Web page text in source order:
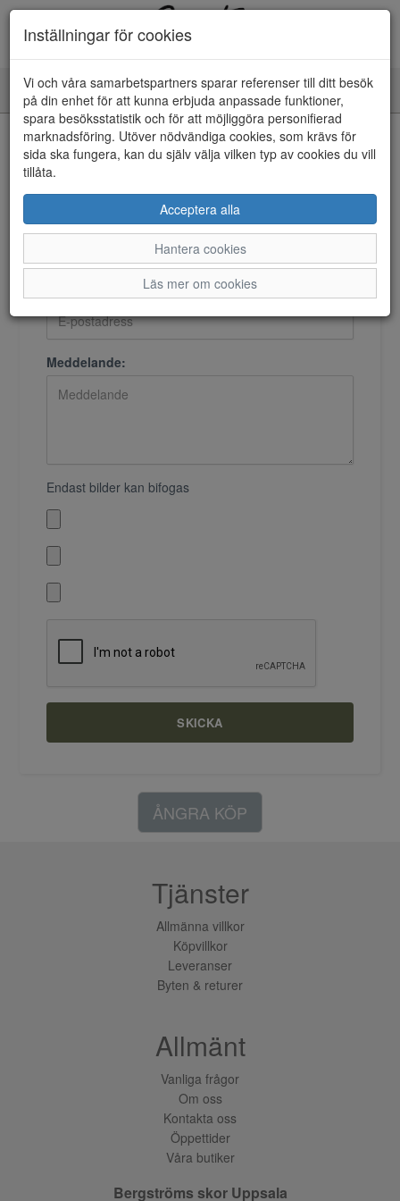
Toggle
navigation
Kontakta oss
Meddelande:
Endast bilder kan bifogas
SKICKA
ÅNGRA KÖP
Inställningar för cookies
Vi och våra samarbetspartners sparar referenser till ditt besök
på din enhet för att kunna erbjuda anpassade funktioner,
spara besöksstatistik och för att möjliggöra personifierad
marknadsföring. Utöver nödvändiga cookies, som krävs för
sida ska fungera, kan du själv välja vilken typ av cookies du vill
tillåta.
Acceptera alla
Hantera cookies
Läs mer om cookies
Tjänster
Allmänna villkor
Köpvillkor
Leveranser
Byten & returer
Allmänt
Vanliga frågor
Om oss
Kontakta oss
Öppettider
Våra butiker
Bergströms skor Uppsala